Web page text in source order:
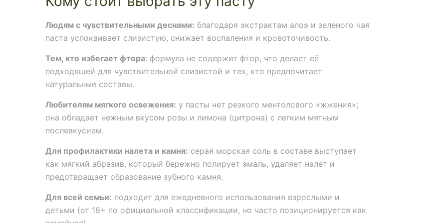
Людям с чувствительными деснами: благодаря экстрактам алоэ и зеленого чая
паста успокаивает слизистую, снижает воспаления и кровоточивость.
Тем, кто избегает фтора: формула не содержит фтор, что делает её
подходящей для чувствительной слизистой и тех, кто предпочитает
натуральные составы.
Любителям мягкого освежения: у пасты нет резкого ментолового «жжения»;
она обладает нежным вкусом розы и лимона (цитрона) с легким мятным
послевкусием.
Для профилактики налета и камня: серая морская соль в составе выступает
как мягкий абразив, который бережно полирует эмаль, удаляет налет и
предотвращает образование зубного камня.
Для всей семьи: подходит для ежедневного использования взрослыми и
детьми (от 18+ по официальной классификации, но часто позиционируется как